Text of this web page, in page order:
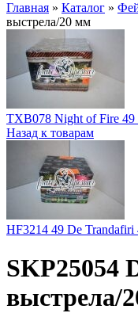
Главная » Каталог »
выстрела/20 мм
TXB078 Night of Fire
Назад к товарам
HF3214 49 De
SKP25054
выстрела/